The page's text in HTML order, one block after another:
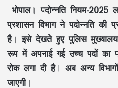
भोपाल। पदोन्नति नियम-2025
प्रशासन विभाग ने पदोन्नति की
है। इसे देखते हुए पुलिस
रूप में अपनाई गई उच्च पदों का
रोक लगा दी है। अब अन्य
जाएगी।